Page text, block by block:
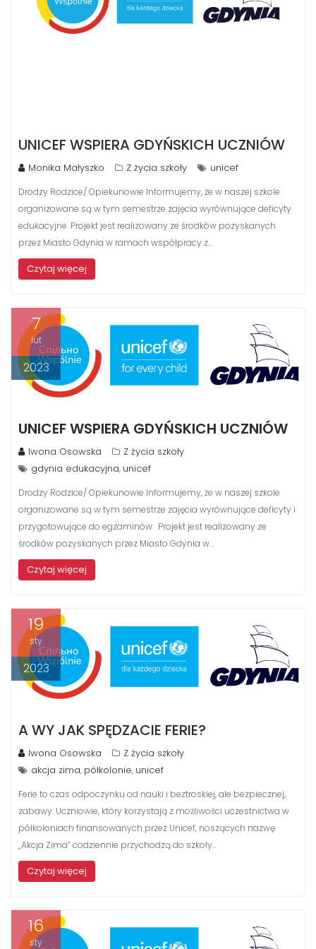
UNICEF WSPIERA GDYŃSKICH UCZNIÓW
Monika Małyszko Z życia szkoły unicef
Drodzy Rodzice/ Opiekunowie Informujemy, że w naszej szkole
organizowane są w tym semestrze zajęcia wyrównujące deficyty
edukacyjne. Projekt jest realizowany ze środków pozyskanych
przez Miasto Gdynia w ramach współpracy z…
Czytaj więcej
7
lut
2023
UNICEF WSPIERA GDYŃSKICH UCZNIÓW
Iwona Osowska
Z życia szkoły
gdynia edukacyjna, unicef
Drodzy Rodzice/ Opiekunowie Informujemy, że w naszej szkole
organizowane są w tym semestrze zajęcia wyrównujące deficyty i
przygotowujące do egzaminów. Projekt jest realizowany ze
środków pozyskanych przez Miasto Gdynia w…
Czytaj więcej
19
sty
2023
A WY JAK SPĘDZACIE FERIE?
Iwona Osowska
Z życia szkoły
akcja zima, półkolonie, unicef
Ferie to czas odpoczynku od nauki i beztroskiej, ale bezpiecznej,
zabawy. Uczniowie, który korzystają z możliwości uczestnictwa w
półkoloniach finansowanych przez Unicef, noszących nazwę
„Akcja Zima” codziennie przychodzą do szkoły…
Czytaj więcej
16
sty